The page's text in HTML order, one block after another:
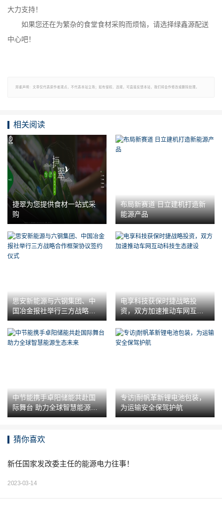
大力支持！
如果您还在为繁杂的食堂食材采购而烦恼，请选择绿鑫源配送
中心吧！
郑重声明：文章仅代表原作者观点，不代表本站立场；如有侵权、违规，可直接反馈本站，我们将会作修改或删除处理。
相关阅读
捷翠为您提供食材一站式采
购
布局新赛道 日立建机打造新
能源产品
思安新能源与六钢集团、中
国冶金报社举行三方战略合
作框架协议签约仪式
电享科技获保时捷战略投
资，双方加速推动车网互动
科技生态建设
中节能携手卓阳储能共赴国
际舞台 助力全球智慧能源生
态未来
专访|耐帆革新锂电池包装，
为运输安全保驾护航
猜你喜欢
新任国家发改委主任的能源电力往事！
2023-03-14